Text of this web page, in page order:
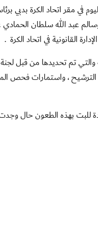
اليوم في مقر اتحاد الكرة بدبي
عبد الله سلطان
القانونية في اتحاد الكرة .
والتي تم تحديدها من قبل لجنة
الترشيح ، واستمارات فحص
للبت بهذه الطعون حال